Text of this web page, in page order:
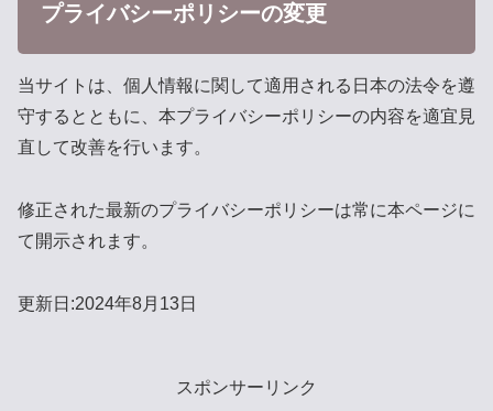
プライバシーポリシーの変更
当サイトは、個人情報に関して適用される日本の法令を遵
守するとともに、本プライバシーポリシーの内容を適宜見
直して改善を行います。
修正された最新のプライバシーポリシーは常に本ページに
て開示されます。
更新日:2024年8月13日
スポンサーリンク